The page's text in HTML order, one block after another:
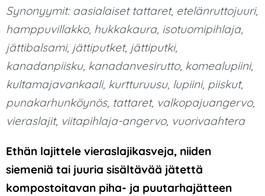
Synonyymit: aasialaiset tattaret, etelänruttojuuri,
hamppuvillakko, hukkakaura, isotuomipihlaja,
jättibalsami, jättiputket, jättiputki,
kanadanpiisku, kanadanvesirutto, komealupiini,
kultamajavankaali, kurtturuusu, lupiini, piiskut,
punakarhunköynös, tattaret, valkopajuangervo,
vieraslajit, viitapihlaja-angervo, vuorivaahtera
Ethän lajittele vieraslajikasveja, niiden
siemeniä tai juuria sisältävää jätettä
kompostoitavan piha- ja puutarhajätteen